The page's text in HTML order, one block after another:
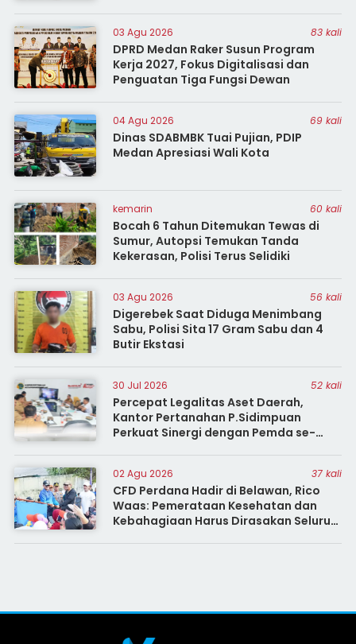
03 Agu 2026 83 kali
DPRD Medan Raker Susun Program
Kerja 2027, Fokus Digitalisasi dan
Penguatan Tiga Fungsi Dewan
04 Agu 2026 69 kali
Dinas SDABMBK Tuai Pujian, PDIP
Medan Apresiasi Wali Kota
kemarin 60 kali
Bocah 6 Tahun Ditemukan Tewas di
Sumur, Autopsi Temukan Tanda
Kekerasan, Polisi Terus Selidiki
03 Agu 2026 56 kali
Digerebek Saat Diduga Menimbang
Sabu, Polisi Sita 17 Gram Sabu dan 4
Butir Ekstasi
30 Jul 2026 52 kali
Percepat Legalitas Aset Daerah,
Kantor Pertanahan P.Sidimpuan
Perkuat Sinergi dengan Pemda se-
02 Agu 2026 37 kali
CFD Perdana Hadir di Belawan, Rico
Waas: Pemerataan Kesehatan dan
Kebahagiaan Harus Dirasakan Seluruh